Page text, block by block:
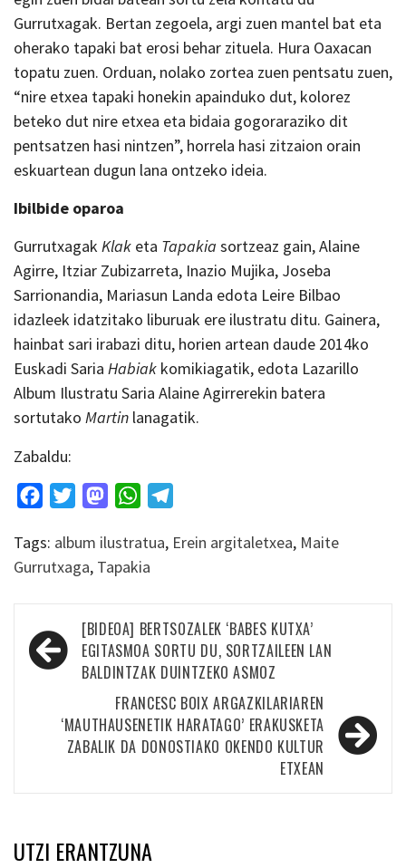
Gurrutxagak. Bertan zegoela, argi zuen mantel bat eta
oherako tapaki bat erosi behar zituela. Hura Oaxacan
topatu zuen. Orduan, nolako zortea zuen pentsatu zuen,
“nire etxea tapaki honekin apainduko dut, kolorez
beteko dut nire etxea eta bidaia gogoraraziko dit
pentsatzen hasi nintzen”, horrela hasi zitzaion orain
eskuartean dugun lana ontzeko ideia.
Ibilbide oparoa
Gurrutxagak Klak eta Tapakia sortzeaz gain, Alaine
Agirre, Itziar Zubizarreta, Inazio Mujika, Joseba
Sarrionandia, Mariasun Landa edota Leire Bilbao
idazleek idatzitako liburuak ere ilustratu ditu. Gainera,
hainbat sari irabazi ditu, horien artean daude 2014ko
Euskadi Saria Habiak komikiagatik, edota Lazarillo
Album Ilustratu Saria Alaine Agirrerekin batera
sortutako Martin lanagatik.
Zabaldu:
FacebookTwitterMastodonWhatsApp
Tags: album ilustratua, Erein argitaletxea, Maite
Gurrutxaga, Tapakia
Bidalketetan
zehar
nabigatu
[BIDEOA] BERTSOZALEK ‘BABES KUTXA’
EGITASMOA SORTU DU, SORTZAILEEN LAN
BALDINTZAK DUINTZEKO ASMOZ
FRANCESC BOIX ARGAZKILARIAREN
‘MAUTHAUSENETIK HARATAGO’ ERAKUSKETA
ZABALIK DA DONOSTIAKO OKENDO KULTUR
ETXEAN
UTZI ERANTZUNA